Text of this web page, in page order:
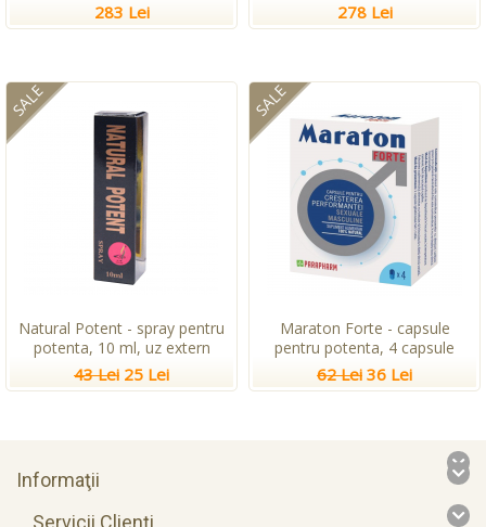
283 Lei 278 Lei
SALE
Natural Potent - spray pentru
potenta, 10 ml, uz extern
43 Lei 25 Lei
SALE
Maraton Forte - capsule
pentru potenta, 4 capsule
62 Lei 36 Lei
Informaţii
Servicii Clienţi